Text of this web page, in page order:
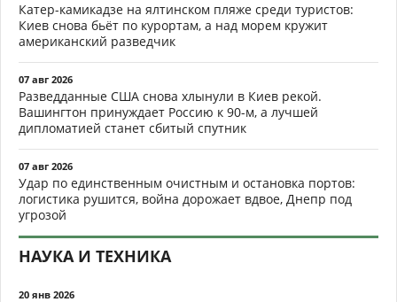
Катер-камикадзе на ялтинском пляже среди туристов:
Киев снова бьёт по курортам, а над морем кружит
американский разведчик
07 авг 2026
Разведданные США снова хлынули в Киев рекой.
Вашингтон принуждает Россию к 90-м, а лучшей
дипломатией станет сбитый спутник
07 авг 2026
Удар по единственным очистным и остановка портов:
логистика рушится, война дорожает вдвое, Днепр под
угрозой
НАУКА И ТЕХНИКА
20 янв 2026